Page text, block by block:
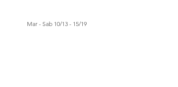
Mar - Sab 10/13 - 15/19